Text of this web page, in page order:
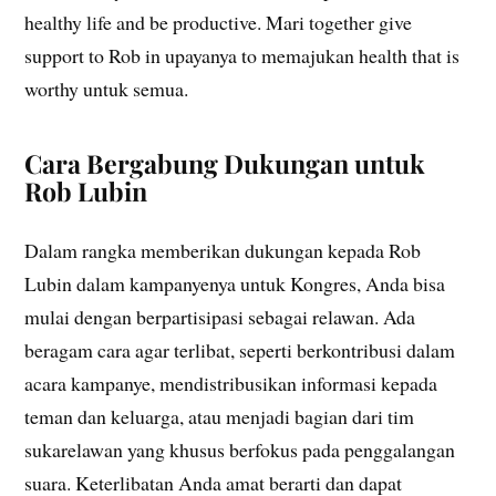
healthy life and be productive. Mari together give
support to Rob in upayanya to memajukan health that is
worthy untuk semua.
Cara Bergabung Dukungan untuk
Rob Lubin
Dalam rangka memberikan dukungan kepada Rob
Lubin dalam kampanyenya untuk Kongres, Anda bisa
mulai dengan berpartisipasi sebagai relawan. Ada
beragam cara agar terlibat, seperti berkontribusi dalam
acara kampanye, mendistribusikan informasi kepada
teman dan keluarga, atau menjadi bagian dari tim
sukarelawan yang khusus berfokus pada penggalangan
suara. Keterlibatan Anda amat berarti dan dapat